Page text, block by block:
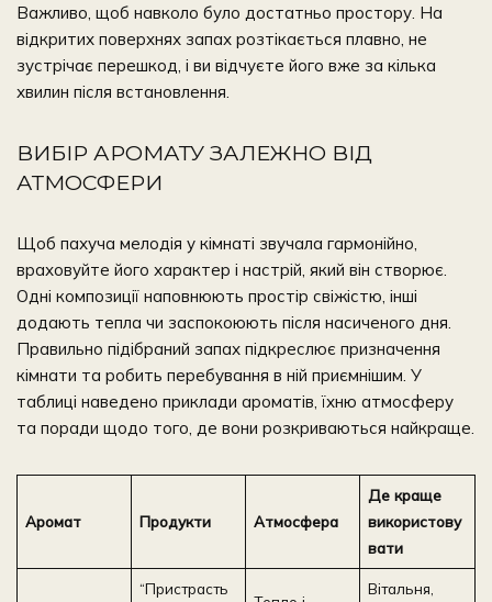
Важливо, щоб навколо було достатньо простору. На
відкритих поверхнях запах розтікається плавно, не
зустрічає перешкод, і ви відчуєте його вже за кілька
хвилин після встановлення.
ВИБІР АРОМАТУ ЗАЛЕЖНО ВІД
АТМОСФЕРИ
Щоб пахуча мелодія у кімнаті звучала гармонійно,
враховуйте його характер і настрій, який він створює.
Одні композиції наповнюють простір свіжістю, інші
додають тепла чи заспокоюють після насиченого дня.
Правильно підібраний запах підкреслює призначення
кімнати та робить перебування в ній приємнішим. У
таблиці наведено приклади ароматів, їхню атмосферу
та поради щодо того, де вони розкриваються найкраще.
Аромат Продукти Атмосфера
Де краще
використову
вати
“Пристрасть Вітальня,